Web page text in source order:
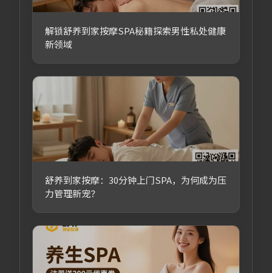
解锁舒养到家按摩SPA秘籍探索男性私处健康
新领域
舒养到家按摩：30分钟上门SPA，为何成为压
力管理新宠？